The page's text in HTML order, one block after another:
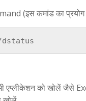
(इस कमांड का
एप्लीकेशन को खोलें जैसे